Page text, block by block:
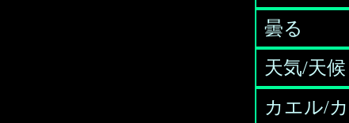
曇る
天気/天候
カエル/